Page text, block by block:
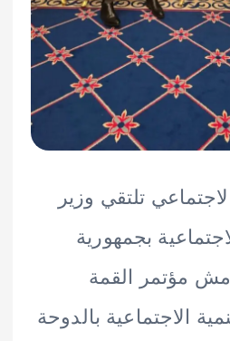
تلتقي وزير
بجمهورية
القمة
بالدوحة